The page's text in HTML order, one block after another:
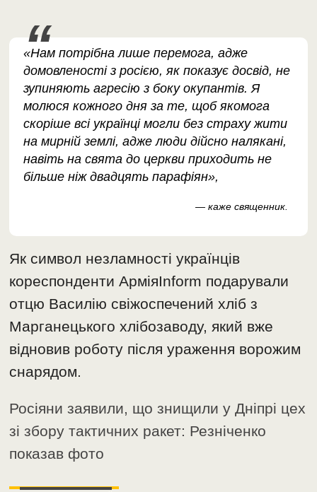
«Нам потрібна лише перемога, адже
домовленості з росією, як показує досвід, не
зупиняють агресію з боку окупантів. Я
молюся кожного дня за те, щоб якомога
скоріше всі українці могли без страху жити
на мирній землі, адже люди дійсно налякані,
навіть на свята до церкви приходить не
більше ніж двадцять парафіян»,
— каже священник.
Як символ незламності українців
кореспонденти АрміяInform подарували
отцю Василію свіжоспечений хліб з
Марганецького хлібозаводу, який вже
відновив роботу після ураження ворожим
снарядом.
Росіяни заявили, що знищили у Дніпрі цех
зі збору тактичних ракет: Резніченко
показав фото